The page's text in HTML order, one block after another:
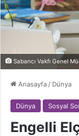
Sabancı Vakfı Genel
Anasayfa / Dünya
Dünya Sosyal
Engelli